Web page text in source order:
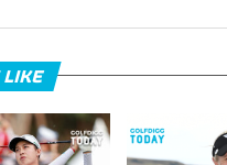
LIKE